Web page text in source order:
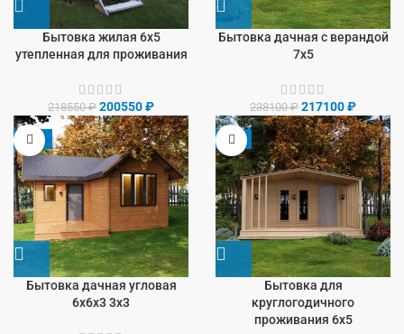
Бытовка жилая 6х5
утепленная для проживания
218550₽ 200550₽
Бытовка дачная с верандой
7х5
238100₽ 217100₽
-13%
Бытовка дачная угловая
6х6х3 3х3
-9%
Бытовка для
круглогодичного
проживания 6х5